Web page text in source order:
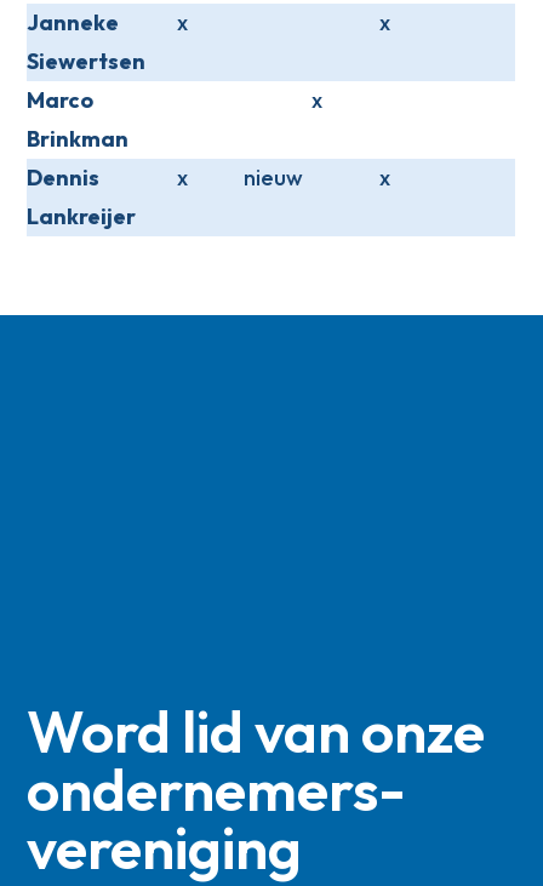
Janneke
Siewertsen
x x
Marco
Brinkman
x
Dennis
Lankreijer
x nieuw x
Word lid van onze
ondernemers­
vereniging